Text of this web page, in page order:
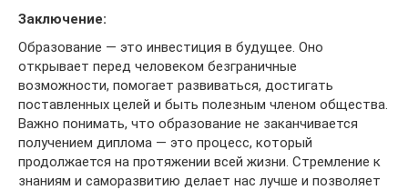
Заключение:
Образование — это инвестиция в будущее. Оно
открывает перед человеком безграничные
возможности, помогает развиваться, достигать
поставленных целей и быть полезным членом общества.
Важно понимать, что образование не заканчивается
получением диплома — это процесс, который
продолжается на протяжении всей жизни. Стремление к
знаниям и саморазвитию делает нас лучше и позволяет